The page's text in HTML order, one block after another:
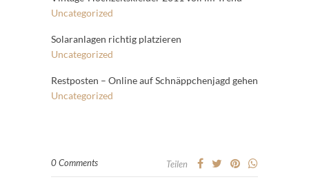
Uncategorized
Solaranlagen richtig platzieren
Uncategorized
Restposten – Online auf Schnäppchenjagd gehen
Uncategorized
0 Comments Teilen